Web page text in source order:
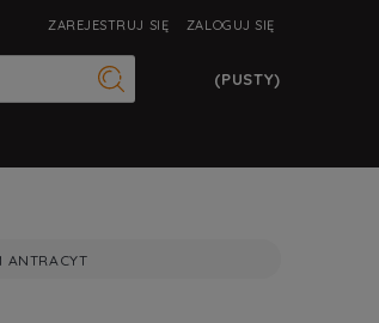
ZAREJESTRUJ SIĘ ZALOGUJ SIĘ
(PUSTY)
ANTRACYT